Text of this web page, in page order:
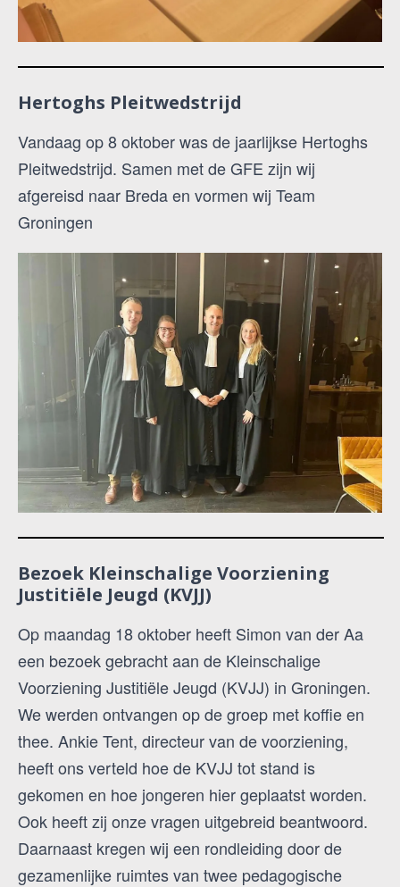
Hertoghs Pleitwedstrijd
Vandaag op 8 oktober was de jaarlijkse Hertoghs
Pleitwedstrijd. Samen met de GFE zijn wij
afgereisd naar Breda en vormen wij Team
Groningen
Bezoek Kleinschalige Voorziening
Justitiële Jeugd (KVJJ)
Op maandag 18 oktober heeft Simon van der Aa
een bezoek gebracht aan de Kleinschalige
Voorziening Justitiële Jeugd (KVJJ) in Groningen.
We werden ontvangen op de groep met koffie en
thee. Ankie Tent, directeur van de voorziening,
heeft ons verteld hoe de KVJJ tot stand is
gekomen en hoe jongeren hier geplaatst worden.
Ook heeft zij onze vragen uitgebreid beantwoord.
Daarnaast kregen wij een rondleiding door de
gezamenlijke ruimtes van twee pedagogische